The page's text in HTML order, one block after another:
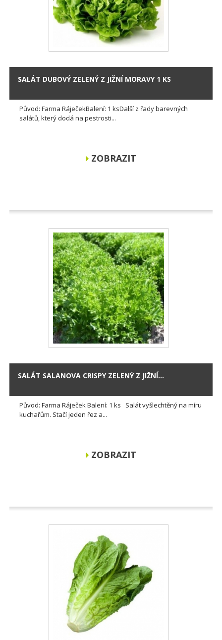
SALÁT DUBOVÝ ZELENÝ Z JIŽNÍ MORAVY 1 KS
Původ: Farma RáječekBalení: 1 ksDalší z řady barevných
salátů, který dodá na pestrosti...
ZOBRAZIT
SALÁT SALANOVA CRISPY ZELENÝ Z JIŽNÍ...
Původ: Farma Ráječek Balení: 1 ks Salát vyšlechtěný na míru
kuchařům. Stačí jeden řez a...
ZOBRAZIT